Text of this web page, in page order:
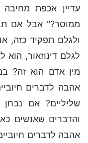
עדיין אכפת
ממוסר?" אבל אם
ולגלם תפקיד כזה,
לגלם דינוזאור, הוא
מין אדם הוא זה?
אהבה לדברים
שליליים? אם
והדברים שאנשים
אהבה לדברים